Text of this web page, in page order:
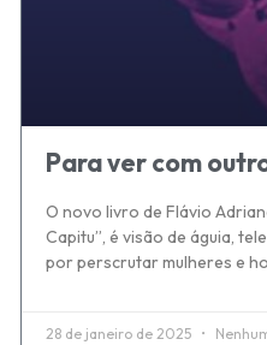
Para ver com
O novo livro de Flávio
Capitu”, é visão de águia,
por perscrutar mulheres e
28 de janeiro de 2025